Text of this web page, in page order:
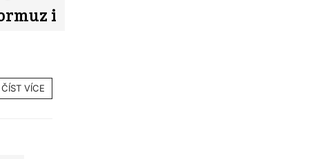
i
ČÍST VÍCE